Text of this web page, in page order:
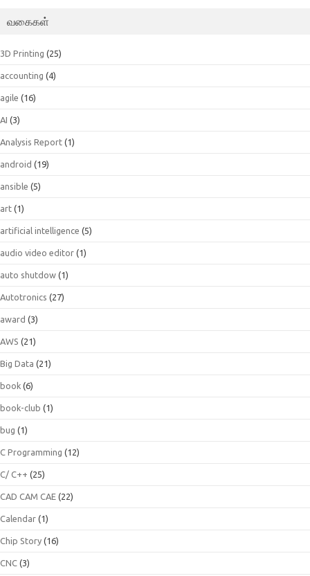
வகைகள்
3D Printing (25)
accounting (4)
agile (16)
AI (3)
Analysis Report (1)
android (19)
ansible (5)
art (1)
artificial intelligence (5)
audio video editor (1)
auto shutdow (1)
Autotronics (27)
award (3)
AWS (21)
Big Data (21)
book (6)
book-club (1)
bug (1)
C Programming (12)
C/ C++ (25)
CAD CAM CAE (22)
Calendar (1)
Chip Story (16)
CNC (3)